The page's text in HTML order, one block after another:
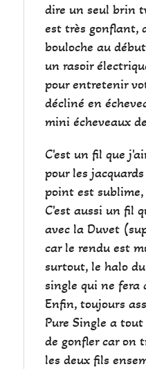
dire un seul brin
est très gonflant,
bouloche au
un rasoir
pour entretenir
décliné en
mini écheveaux
C'est un fil que
pour les
point est
C'est aussi un fil
avec la Duvet
car le rendu est
surtout, le halo
single qui ne fera
Enfin, toujours
Pure Single a
de gonfler car on
les deux fils